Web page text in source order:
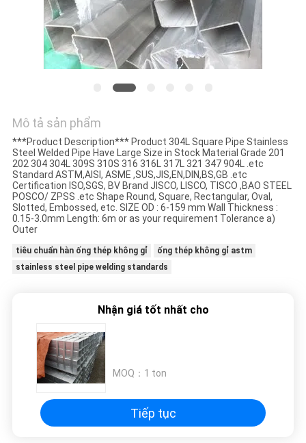
HỢP
COMPANY
NEWS
SƠ
ĐỒ
TRANG
PRIVACY
POLICY
Mô tả sản phẩm
***Product Description*** Product 304L Square Pipe Stainless
Steel Welded Pipe Have Large Size in Stock Material Grade 201
202 304 304L 309S 310S 316 316L 317L 321 347 904L .etc
Standard ASTM,AISI, ASME ,SUS,JIS,EN,DIN,BS,GB .etc
Certification ISO,SGS, BV Brand JISCO, LISCO, TISCO ,BAO STEEL
POSCO/ ZPSS .etc Shape Round, Square, Rectangular, Oval,
Slotted, Embossed, etc. SIZE OD : 6-159 mm Wall Thickness :
0.15-3.0mm Length: 6m or as your requirement Tolerance a)
Outer
tiêu chuẩn hàn ống thép không gỉ
ống thép không gỉ astm
stainless steel pipe welding standards
Nhận giá tốt nhất cho
MOQ： 1 ton
Tiếp tục